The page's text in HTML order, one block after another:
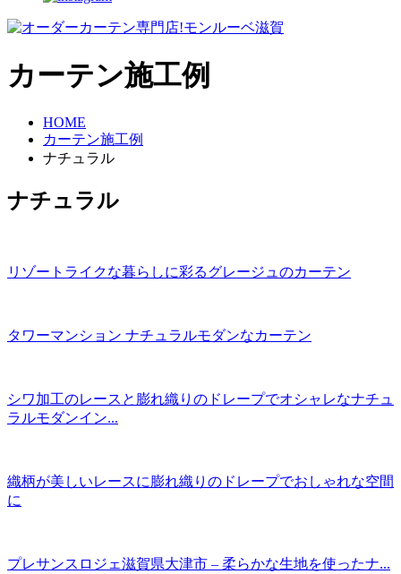
カーテン施工例
HOME
カーテン施工例
ナチュラル
ナチュラル
リゾートライクな暮らしに彩るグレージュのカーテン
タワーマンション ナチュラルモダンなカーテン
シワ加工のレースと膨れ織りのドレープでオシャレなナチュ
ラルモダンイン...
織柄が美しいレースに膨れ織りのドレープでおしゃれな空間
に
プレサンスロジェ滋賀県大津市 – 柔らかな生地を使ったナ...